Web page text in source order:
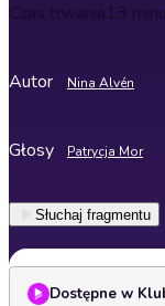
Czas trwania13
Autor Nina Alvén
Głosy Patrycja Mor
Słuchaj fragmentu
Dostępne w